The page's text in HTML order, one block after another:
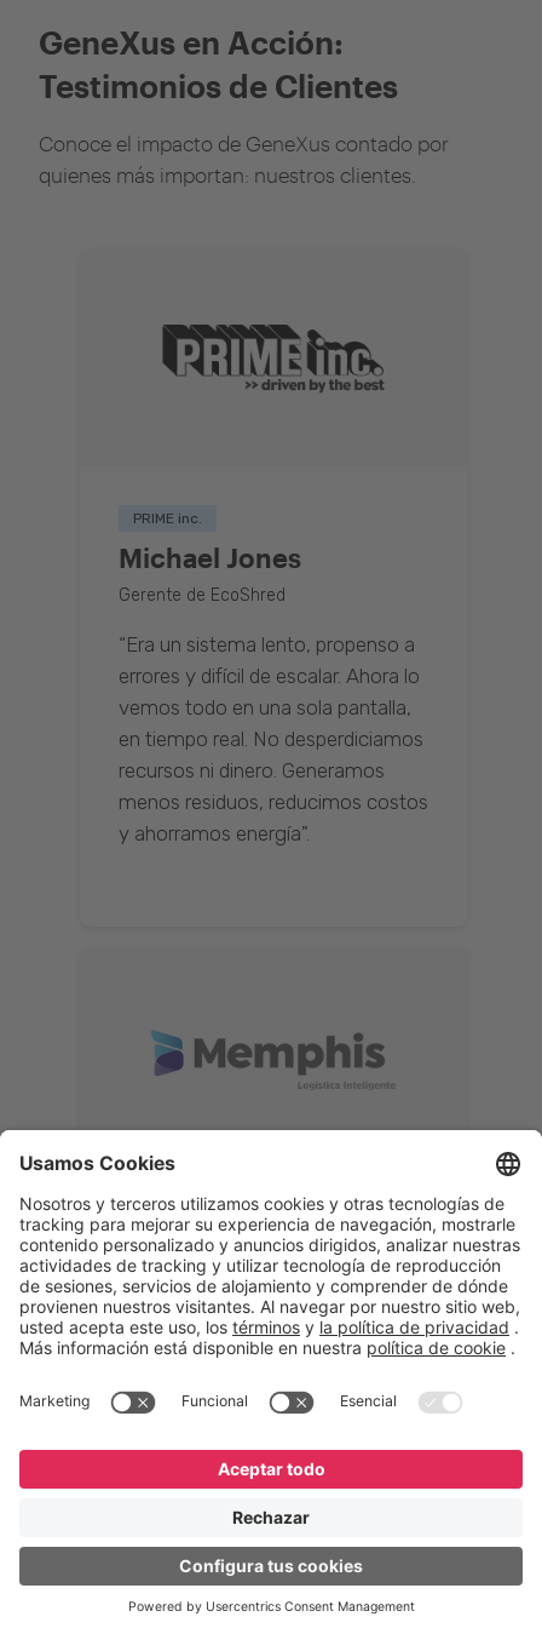
GeneXus en Acción:
Testimonios de Clientes
Conoce el impacto de GeneXus contado por
quienes más importan: nuestros clientes.
PRIME inc.
Michael Jones
Gerente de EcoShred
“Era un sistema lento, propenso a
errores y difícil de escalar. Ahora lo
vemos todo en una sola pantalla,
en tiempo real. No desperdiciamos
recursos ni dinero. Generamos
menos residuos, reducimos costos
y ahorramos energía".
Memphis
Eduardo Ribeiro
CEO
“Con GeneXus desarrollamos una
acompañar todas las etapas de la
verificar, analizar, reacondicionar y
garantizando calidad y reduciendo
costos”.